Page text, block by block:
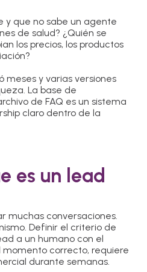
y que no sabe un agente
de salud? ¿Quién se
los precios, los productos
meses y varias versiones
La base de
de FAQ es un sistema
claro dentro de la
es un lead
muchas conversaciones.
Definir el criterio de
a un humano con el
correcto, requiere
durante semanas.